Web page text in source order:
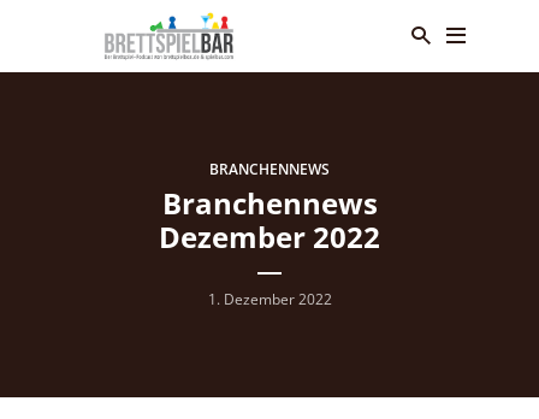
BRANCHENNEWS
Branchennews
Dezember 2022
1. Dezember 2022